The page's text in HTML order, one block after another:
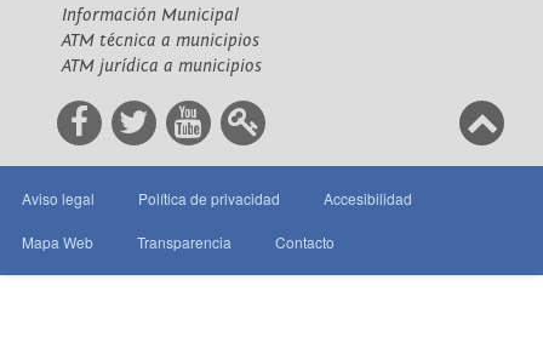
Información Municipal
ATM técnica a municipios
ATM jurídica a municipios
Aviso legal Política de privacidad Accesibilidad
Mapa Web Transparencia Contacto